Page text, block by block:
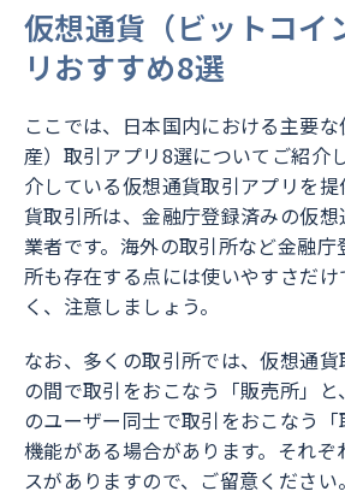
仮想通貨（ビットコイ
リおすすめ8選
ここでは、日本国内における主要
産）取引アプリ8選についてご紹介
介している仮想通貨取引アプリを
貨取引所は、金融庁登録済みの仮
業者です。海外の取引所など金融庁
所も存在する点には使いやすさだ
く、注意しましょう。
なお、多くの取引所では、仮想通
の間で取引をおこなう「販売所」
のユーザー同士で取引をおこなう
機能がある場合があります。それぞ
スがありますので、ご留意ください。